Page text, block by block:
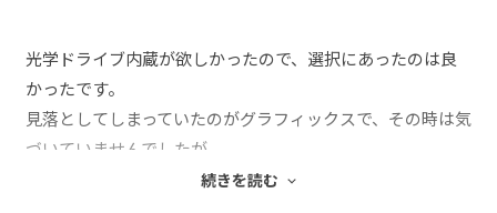
光学ドライブ内蔵が欲しかったので、選択にあったのは良
かったです。
見落としてしまっていたのがグラフィックスで、その時は気
づいていませんでしたが、
出来たら、もう少しランク上が良かったかなと、今は思い
続きを読む